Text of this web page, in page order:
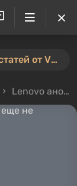
⚡️ Новый конкурс пользовательских статей от VGTimes — участвуйте тут ⚡️
Lenovo анонсировала ноутбук на базе еще не вышедшего процессора AMD